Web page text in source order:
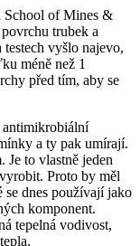
of Mines &
trubek a
vyšlo najevo,
méně než 1
před tím, aby se
a ty pak umírají.
Je to vlastně jeden
Proto by měl
dnes používají jako
komponent.
tepelná vodivost,